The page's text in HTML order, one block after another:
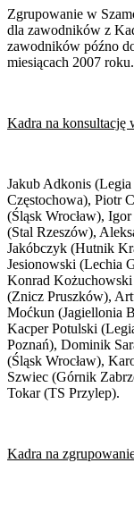
Zgrupowanie w
dla zawodników z
zawodników późno
miesiącach 2007 roku.
Kadra na konsultację
Jakub Adkonis
Częstochowa), Piotr
(Śląsk Wrocław),
(Stal Rzeszów),
Jakóbczyk (Hutnik
Jesionowski (Lechia
Konrad
(Znicz Pruszków),
Moćkun (Jagiellonia
Kacper Potulski
Poznań), Dominik
(Śląsk Wrocław),
Szwiec (Górnik
Tokar (TS Przylep).
Kadra na